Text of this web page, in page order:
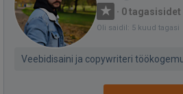
· 0 tagasisidet
Oli saidil: 5 kuud tagasi
Veebidisaini ja copywriteri